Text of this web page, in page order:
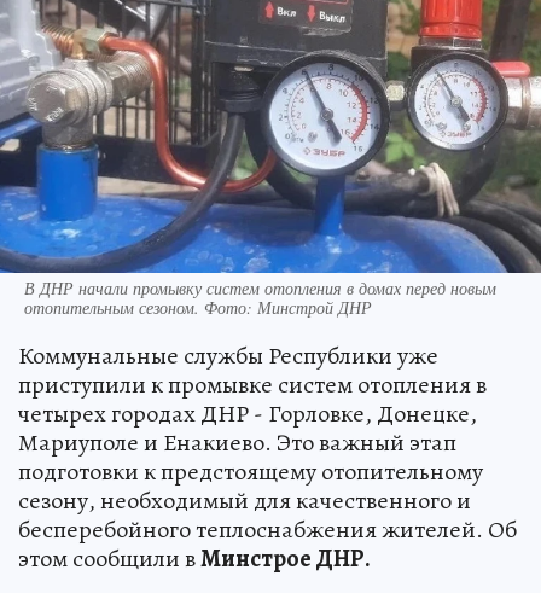
В ДНР начали промывку систем отопления в домах перед новым
отопительным сезоном. Фото: Минстрой ДНР
Коммунальные службы Республики уже
приступили к промывке систем отопления в
четырех городах ДНР - Горловке, Донецке,
Мариуполе и Енакиево. Это важный этап
подготовки к предстоящему отопительному
сезону, необходимый для качественного и
бесперебойного теплоснабжения жителей. Об
этом сообщили вМинстрое ДНР.